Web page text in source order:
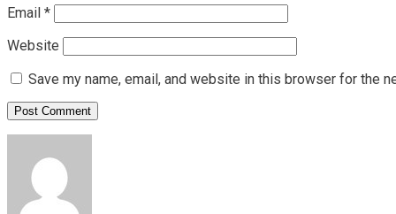
Email *
Website
Save my name, email, and website in this browser for the